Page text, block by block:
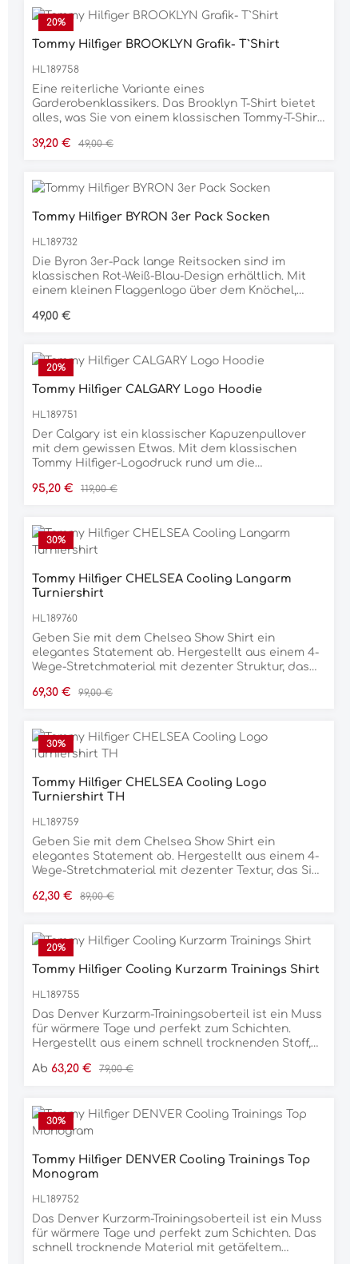
reflektierenden Monogram-Stoffeinsätzen an den
Seiteneinsätzen und Ärmelsäumen, die den Look
abrunden.85 % Nylon, 15 % Elasthan
20%
Tommy Hilfiger BROOKLYN Grafik- T`Shirt
HL189758
Eine reiterliche Variante eines
Garderobenklassikers. Das Brooklyn T-Shirt bietet
alles, was Sie von einem klassischen Tommy-T-Shirt
sportlichere Leistung im und außerhalb des
kleinen Flaggenlogo am Ärmel, um den Look
Verkaufspreis:
39,20 € Regulärer Preis:
49,00 €
Tommy Hilfiger BYRON 3er Pack Socken
HL189732
Die Byron 3er-Pack lange Reitsocken sind im
klassischen Rot-Weiß-Blau-Design erhältlich. Mit
einem kleinen Flaggenlogo über dem Knöchel,
und einem Tommy Hilfiger-Schriftzug im
Strumpfqualität am Unterschenkel. Materialfuß:
desodorierendes Material, Baumwoll-Touch.97 %
Nylon, 3 % Elastan
Regulärer Preis:
49,00 €
20%
Tommy Hilfiger CALGARY Logo Hoodie
HL189751
Der Calgary ist ein klassischer Kapuzenpullover
mit dem gewissen Etwas. Mit dem klassischen
Tommy Hilfiger-Logodruck rund um die
Pferdeflagge auf der Brust ist es ein echtes
mehr Bewegungsfreiheit im Sattel und ein
sportliches Tragegefühl. Das globale Streifenband
Baumwolle, 5,8 % Elasthan
Verkaufspreis:
95,20 € Regulärer Preis:
119,00 €
30%
Tommy Hilfiger CHELSEA Cooling Langarm
Turniershirt
HL189760
Geben Sie mit dem Chelsea Show Shirt ein
elegantes Statement ab. Hergestellt aus einem 4-
Wege-Stretchmaterial mit dezenter Struktur, das
und einem schicken Stehkragen mit
ein einfaches An- und Ausziehen im Dienst und
einer femininen Schlüssellochöffnung im Nacken.
globale Streifenband am Ärmelsaum und der
Kontraststoff an den Schultern und Ärmelsäumen
Polyamid, 5 % Elastan, 100 % Baumwolle
Verkaufspreis:
69,30 € Regulärer Preis:
99,00 €
30%
Tommy Hilfiger CHELSEA Cooling Logo
Turniershirt TH
HL189759
Geben Sie mit dem Chelsea Show Shirt ein
elegantes Statement ab. Hergestellt aus einem 4-
Wege-Stretchmaterial mit dezenter Textur, das Sie
und einem schicken Stehkragen mit
einer femininen Schlüssellochöffnung im Nacken.
Das ikonische Flaggenlogo auf der Brust, das
'Global Stripe' Band am Ärmelsaum und der
runden den Look ab.62 % Nylon, 38 % Elasthan / 95
% Polyamid, 5 % Elasthan
Verkaufspreis:
62,30 € Regulärer Preis:
89,00 €
20%
Tommy Hilfiger Cooling Kurzarm Trainings Shirt
HL189755
Das Denver Kurzarm-Trainingsoberteil ist ein Muss
für wärmere Tage und perfekt zum Schichten.
Hergestellt aus einem schnell trocknenden Stoff,
bequem hält. Mit 1/4-Reißverschluss und kurzem
Flagge im Nacken rundet den Look ab.85 % Nylon,
15 % Elasthan
Verkaufspreis:
Ab 63,20 € Regulärer Preis:
79,00 €
30%
Tommy Hilfiger DENVER Cooling Trainings Top
Monogram
HL189752
Das Denver Kurzarm-Trainingsoberteil ist ein Muss
für wärmere Tage und perfekt zum Schichten. Das
schnell trocknende Material mit getäfeltem